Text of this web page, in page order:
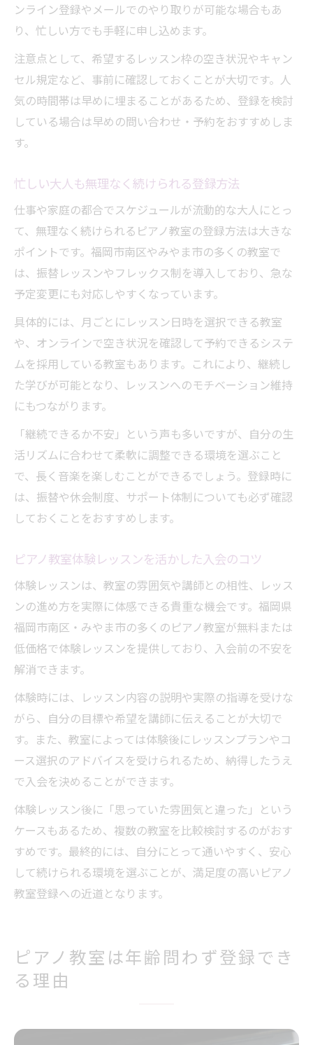
ンライン登録やメールでのやり取りが可能な場合もあ
り、忙しい方でも手軽に申し込めます。
注意点として、希望するレッスン枠の空き状況やキャン
セル規定など、事前に確認しておくことが大切です。人
気の時間帯は早めに埋まることがあるため、登録を検討
している場合は早めの問い合わせ・予約をおすすめしま
す。
忙しい大人も無理なく続けられる登録方法
仕事や家庭の都合でスケジュールが流動的な大人にとっ
て、無理なく続けられるピアノ教室の登録方法は大きな
ポイントです。福岡市南区やみやま市の多くの教室で
は、振替レッスンやフレックス制を導入しており、急な
予定変更にも対応しやすくなっています。
具体的には、月ごとにレッスン日時を選択できる教室
や、オンラインで空き状況を確認して予約できるシステ
ムを採用している教室もあります。これにより、継続し
た学びが可能となり、レッスンへのモチベーション維持
にもつながります。
「継続できるか不安」という声も多いですが、自分の生
活リズムに合わせて柔軟に調整できる環境を選ぶこと
で、長く音楽を楽しむことができるでしょう。登録時に
は、振替や休会制度、サポート体制についても必ず確認
しておくことをおすすめします。
ピアノ教室体験レッスンを活かした入会のコツ
体験レッスンは、教室の雰囲気や講師との相性、レッス
ンの進め方を実際に体感できる貴重な機会です。福岡県
福岡市南区・みやま市の多くのピアノ教室が無料または
低価格で体験レッスンを提供しており、入会前の不安を
解消できます。
体験時には、レッスン内容の説明や実際の指導を受けな
がら、自分の目標や希望を講師に伝えることが大切で
す。また、教室によっては体験後にレッスンプランやコ
ース選択のアドバイスを受けられるため、納得したうえ
で入会を決めることができます。
体験レッスン後に「思っていた雰囲気と違った」という
ケースもあるため、複数の教室を比較検討するのがおす
すめです。最終的には、自分にとって通いやすく、安心
して続けられる環境を選ぶことが、満足度の高いピアノ
教室登録への近道となります。
ピアノ教室は年齢問わず登録でき
る理由